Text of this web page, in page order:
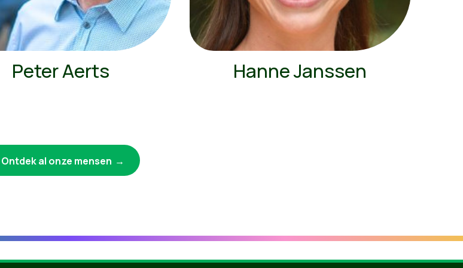
Peter Aerts Hanne Janssen
Ontdek al onze mensen